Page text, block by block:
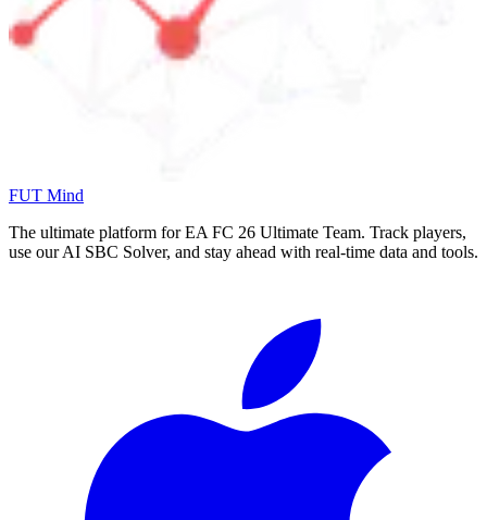
FUT Mind
The ultimate platform for EA FC 26 Ultimate Team. Track players,
use our AI SBC Solver, and stay ahead with real-time data and tools.